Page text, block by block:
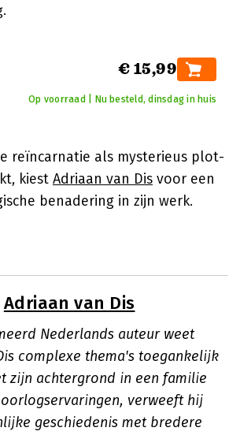
€ 15,99
Op voorraad | Nu besteld, dinsdag in huis
reïncarnatie als mysterieus plot-
kiest Adriaan van Dis voor een
benadering in zijn werk.
Adriaan van Dis
Nederlands auteur weet
complexe thema's toegankelijk
zijn achtergrond in een familie
verweeft hij
geschiedenis met bredere